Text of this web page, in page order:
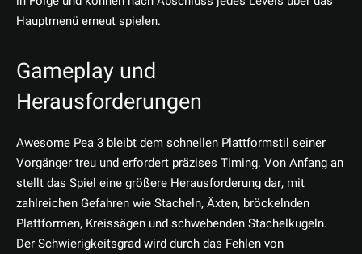
Hauptmenü erneut spielen.
Gameplay und
Herausforderungen
Awesome Pea 3 bleibt dem schnellen Plattformstil seiner
Vorgänger treu und erfordert präzises Timing. Von Anfang an
stellt das Spiel eine größere Herausforderung dar, mit
zahlreichen Gefahren wie Stacheln, Äxten, bröckelnden
Plattformen, Kreissägen und schwebenden Stachelkugeln.
Der Schwierigkeitsgrad wird durch das Fehlen von